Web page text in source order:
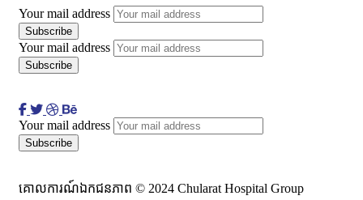
Your mail address
Your mail address
Your mail address
គោលការណ៍ឯកជនភាព © 2024 Chularat Hospital Group